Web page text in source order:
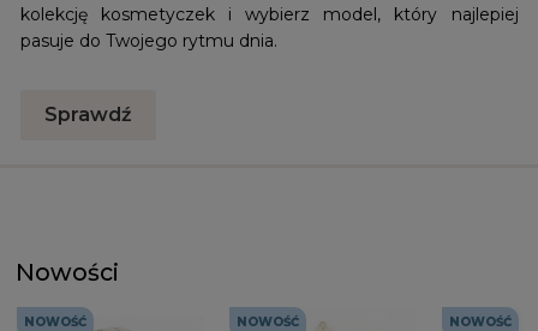
kolekcję kosmetyczek i wybierz model, który najlepiej
pasuje do Twojego rytmu dnia.
Sprawdź
Nowości
NOWOŚĆ NOWOŚĆ NOWOŚĆ